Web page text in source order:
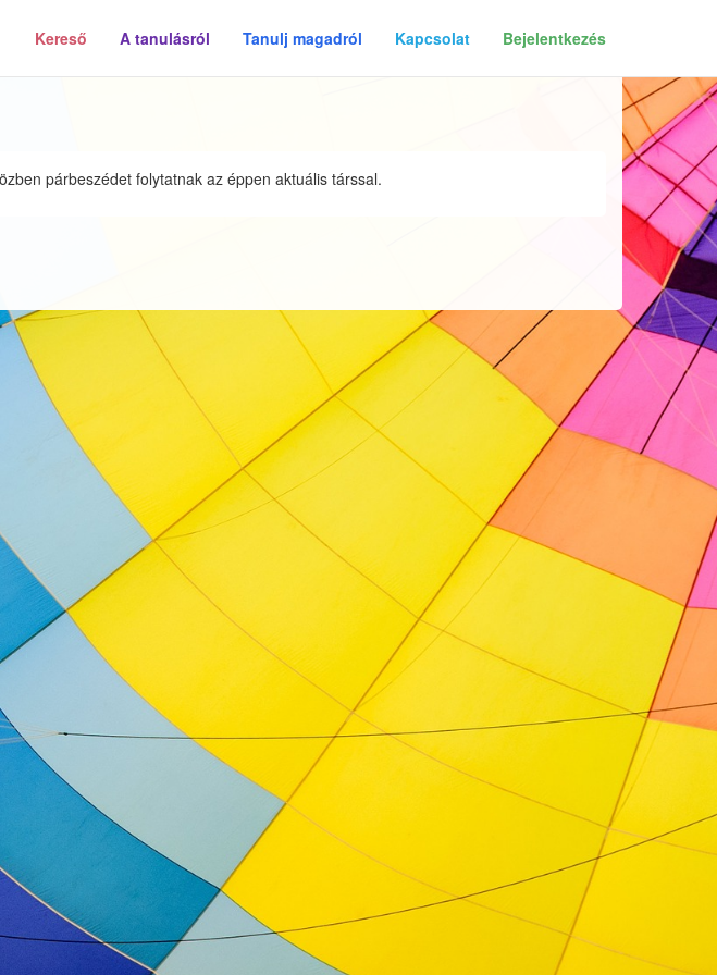
Kereső A tanulásról Tanulj magadról Kapcsolat Bejelentkezés
párbeszédet folytatnak az éppen aktuális társsal.